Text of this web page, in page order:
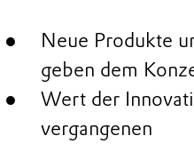
Neue Produkte
geben dem
Wert der
vergangenen